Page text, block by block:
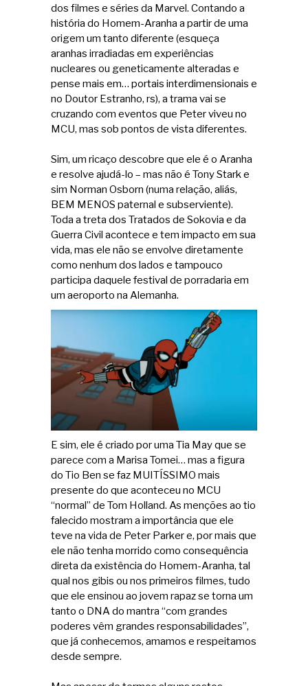
dos filmes e séries da Marvel. Contando a
história do Homem-Aranha a partir de uma
origem um tanto diferente (esqueça
aranhas irradiadas em experiências
nucleares ou geneticamente alteradas e
pense mais em… portais interdimensionais e
no Doutor Estranho, rs), a trama vai se
cruzando com eventos que Peter viveu no
MCU, mas sob pontos de vista diferentes.
Sim, um ricaço descobre que ele é o Aranha
e resolve ajudá-lo – mas não é Tony Stark e
sim Norman Osborn (numa relação, aliás,
BEM MENOS paternal e subserviente).
Toda a treta dos Tratados de Sokovia e da
Guerra Civil acontece e tem impacto em sua
vida, mas ele não se envolve diretamente
como nenhum dos lados e tampouco
participa daquele festival de porradaria em
um aeroporto na Alemanha.
E sim, ele é criado por uma Tia May que se
parece com a Marisa Tomei… mas a figura
do Tio Ben se faz MUITÍSSIMO mais
presente do que aconteceu no MCU
“normal” de Tom Holland. As menções ao tio
falecido mostram a importância que ele
teve na vida de Peter Parker e, por mais que
ele não tenha morrido como consequência
direta da existência do Homem-Aranha, tal
qual nos gibis ou nos primeiros filmes, tudo
que ele ensinou ao jovem rapaz se torna um
tanto o DNA do mantra “com grandes
poderes vêm grandes responsabilidades”,
que já conhecemos, amamos e respeitamos
desde sempre.